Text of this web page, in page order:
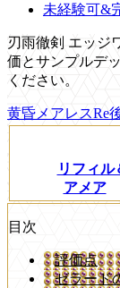
未経験可&
刃雨徹剣 エッジ
価とサンプルデ
ください。
黄昏メアレスRe
リフィル
アメア
目次
評価点
ゼラード